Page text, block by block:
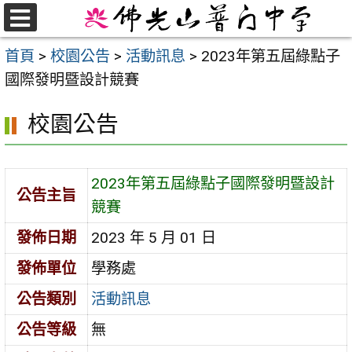
跳
至
主
要
首頁 > 校園公告 > 活動訊息 > 2023年第五屆綠點子
國際發明暨設計競賽
校園公告
公告主旨
2023年第五屆綠點子國際發明暨設計
競賽
發佈日期
2023 年 5 月 01 日
發佈單位
學務處
公告類別
活動訊息
公告等級
無
選
單